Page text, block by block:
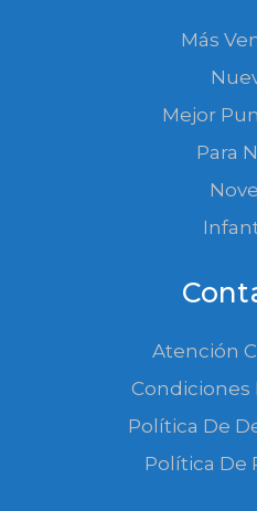
Más
Mejor
Para
Atención
Condiciones
Política De
Política De